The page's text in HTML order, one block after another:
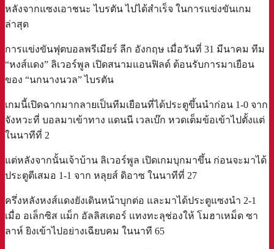
หลังจากแซงเอาชนะ ไบรตัน ไปได้สำเร็จ ในการแข่งขันเกม
ล่าสุด
การแข่งขันฟุตบอลพรีเมียร์ ลีก อังกฤษ เมื่อวันที่ 31 มีนาคม ทีม
“หงส์แดง” ลิเวอร์พูล เปิดสนามแอนฟิลด์ ต้อนรับการมาเยือน
ของ “นกนางนวล” ไบรตัน
เกมนี้เปิดฉากมากลายเป็นทีมเยือนที่ได้ประตูขึ้นนำก่อน 1-0 จาก
จังหวะที่ บอลมาเข้าทาง แดนนี เวลเบ๊ก หวดเต็มข้อเข้าไปตั้งแต่
ในนาทีที่ 2
แต่หลังจากนั้นเจ้าบ้าน ลิเวอร์พูล เปิดเกมบุกมาขึ้น ก่อนจะมาได้
ประตูตีเสมอ 1-1 จาก หลุยส์ ดิอาซ ในนาทีที่ 27
ครึ่งหลังหงส์แดงยังเดินหน้าบุกต่อ และมาได้ประตูแซงนำ 2-1
เมื่อ อเล็กซิส แม็ก อัลลิสเตอร์ แทงทะลุช่องให้ โมฮาเหม็ด ซา
ลาห์ ยิงเข้าไปอย่างเฉียบคม ในนาที 65